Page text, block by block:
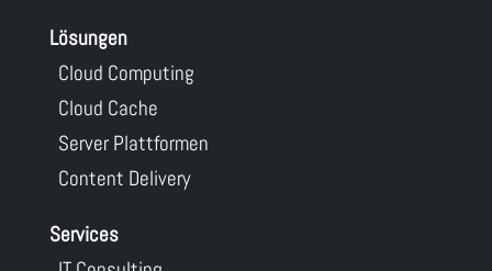
Lösungen
Cloud Computing
Cloud Cache
Server Plattformen
Content Delivery
Services